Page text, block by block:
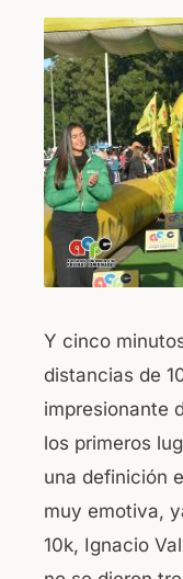
Y cinco
distancias de
impresionante
los primeros
una definición
muy emotiva,
10k, Ignacio